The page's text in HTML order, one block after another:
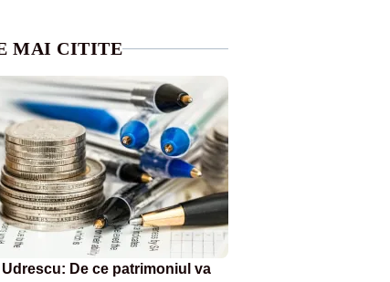
MAI CITITE
Udrescu: De ce patrimoniul va